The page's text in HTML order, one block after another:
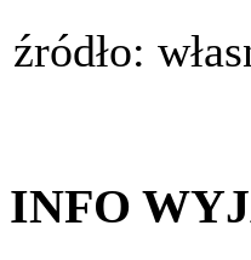
źródło:
INFO